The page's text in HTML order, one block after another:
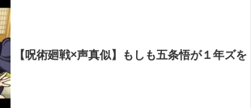
【呪術廻戦×声真似】もしも五条悟が１年ズを